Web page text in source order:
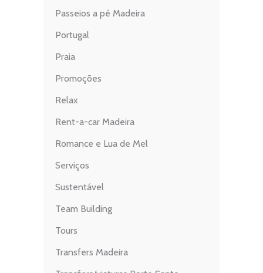
Passeios a pé Madeira
Portugal
Praia
Promoções
Relax
Rent-a-car Madeira
Romance e Lua de Mel
Serviços
Sustentável
Team Building
Tours
Transfers Madeira